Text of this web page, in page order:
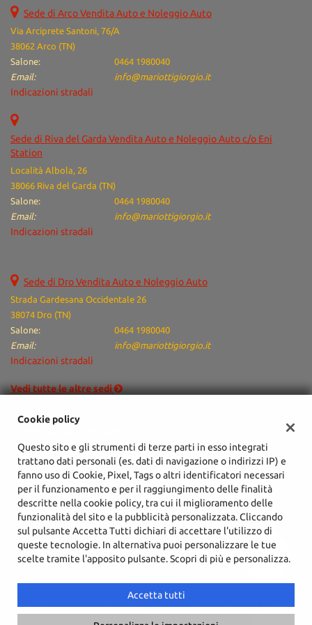
Sede di Arco Vendita Auto e Noleggio Auto
Via Arciprete Santoni, 76/A
38062 Arco (TN)
Salone:
0464 1980040
Email:
info@mariottigiorgio.it
Indicazioni stradali
Sede di Riva del Garda Vendita Auto e Noleggio Auto c/o Eni
Station
Località Albola, 26
38066 Riva del Garda (TN)
Salone:
0464 1980040
Email:
info@mariottigiorgio.it
Indicazioni stradali
Sede di Dro Vendita Auto e Noleggio Auto
Strada Gardesana Occidentale 26
38074 Dro (TN)
Salone:
0464 1980040
Email:
info@mariottigiorgio.it
Indicazioni stradali
Vedi tutte le altre sedi
Dati fiscali:
Via Arciprete Santoni, 76/A, Arco (TN)
C.F/P.IVA:02051940225
Registro delle imprese: TN
Copyright © 2026 GestionaleAuto.com S.r.l., Tutti i diritti riservati -
Leggi l'informativa sulla privacy-Cookie Policy
Cookie policy
Questo sito e gli strumenti di terze parti in esso integrati
trattano dati personali (es. dati di navigazione o indirizzi IP) e
fanno uso di Cookie, Pixel, Tags o altri identificatori necessari
per il funzionamento e per il raggiungimento delle finalità
descritte nella cookie policy, tra cui il miglioramento delle
funzionalità del sito e la pubblicità personalizzata. Cliccando
sul pulsante Accetta Tutti dichiari di accettare l'utilizzo di
queste tecnologie. In alternativa puoi personalizzare le tue
scelte tramite l'apposito pulsante. Scopri di più e personalizza.
Accetta tutti
Salva
impostazioni